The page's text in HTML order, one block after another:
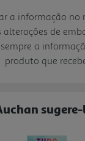
a informação no
alterações de
a
produto que